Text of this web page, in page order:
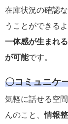
在庫状況の確認
うことができる
一体感が生まれ
が可能です。
〇コミュニケ
気軽に話せる空
んのこと、情報